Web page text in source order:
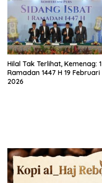
Hilal Tak Terlihat, Kemenag: 1
Ramadan 1447 H 19 Februari
2026